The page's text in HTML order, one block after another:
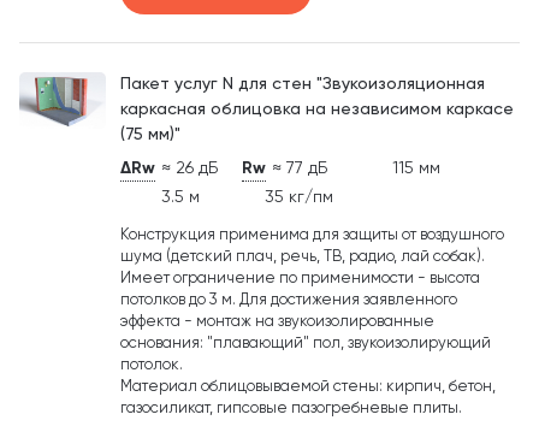
Пакет услуг N для стен "Звукоизоляционная
каркасная облицовка на независимом каркасе
(75 мм)"
ΔRw ≈ 26 дБ Rw ≈ 77 дБ
115 мм
3.5 м
35 кг/пм
Конструкция применима для защиты от воздушного
шума (детский плач, речь, ТВ, радио, лай собак).
Имеет ограничение по применимости - высота
потолков до 3 м. Для достижения заявленного
эффекта - монтаж на звукоизолированные
основания: "плавающий" пол, звукоизолирующий
потолок.
Материал облицовываемой стены: кирпич, бетон,
газосиликат, гипсовые пазогребневые плиты.